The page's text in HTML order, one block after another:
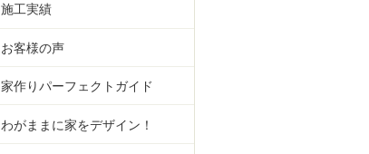
施工実績
お客様の声
家作りパーフェクトガイド
わがままに家をデザイン！